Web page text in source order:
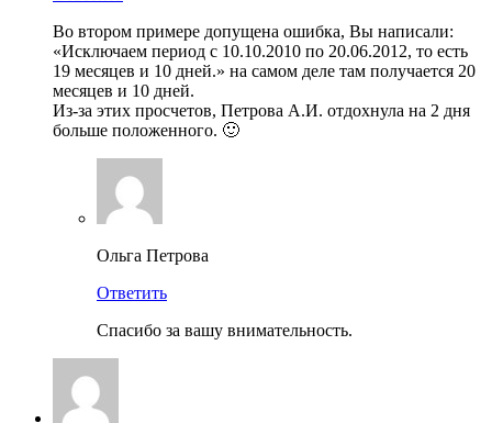
Во втором примере допущена ошибка, Вы написали:
«Исключаем период с 10.10.2010 по 20.06.2012, то есть
19 месяцев и 10 дней.» на самом деле там получается 20
месяцев и 10 дней.
Из-за этих просчетов, Петрова А.И. отдохнула на 2 дня
больше положенного. 🙂
Ольга Петрова
Ответить
Спасибо за вашу внимательность.